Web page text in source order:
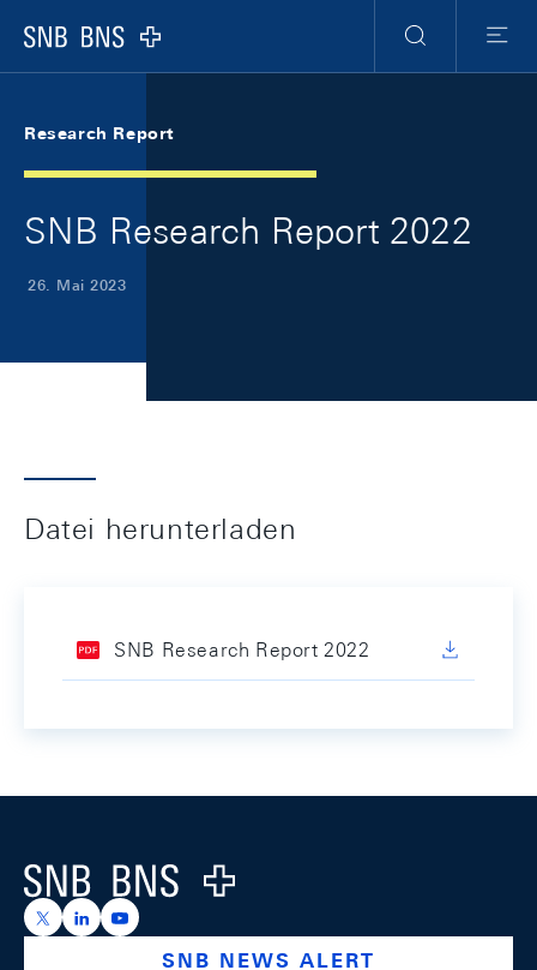
Logo
Suche
Menu
Research Report
SNB Research Report 2022
26. Mai 2023
Datei herunterladen
SNB Research Report 2022
Logo
https://x.com/snb_bns
https://ch.linkedin.com/company/swiss-national-
https://www.youtube.com/@swissnationalbank
SNB NEWS ALERT